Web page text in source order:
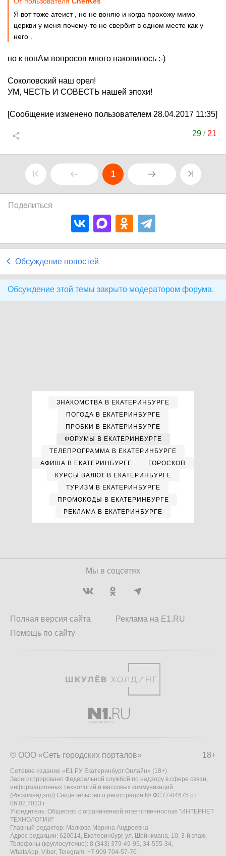
Я вот тоже атеист , но не воняю и когда прохожу мимо
церкви у меня почему-то не свербит в одном месте как у
него .
но к попАм вопросов много накопилось :-)
Соколовский наш орел!
УМ, ЧЕСТЬ И СОВЕСТЬ нашей эпохи!
[Сообщение изменено пользователем 28.04.2017 11:35]
29/ 21
1
Поделиться
Обсуждение новостей
Обсуждение этой темы закрыто модератором форума.
ЗНАКОМСТВА В ЕКАТЕРИНБУРГЕ
ПОГОДА В ЕКАТЕРИНБУРГЕ
ПРОБКИ В ЕКАТЕРИНБУРГЕ
ФОРУМЫ В ЕКАТЕРИНБУРГЕ
ТЕЛЕПРОГРАММА В ЕКАТЕРИНБУРГЕ
АФИША В ЕКАТЕРИНБУРГЕ
ГОРОСКОП
КУРСЫ ВАЛЮТ В ЕКАТЕРИНБУРГЕ
ТУРИЗМ В ЕКАТЕРИНБУРГЕ
ПРОМОКОДЫ В ЕКАТЕРИНБУРГЕ
РЕКЛАМА В ЕКАТЕРИНБУРГЕ
Мы в соцсетях
Полная версия сайта
Помощь по сайту
Реклама на E1.RU
18+
© ООО «Сеть городских порталов»
Сетевое издание «Е1.РУ Екатеринбург Онлайн» (18+)
Зарегистрировано Федеральной службой по надзору в сфере связи,
информационных технологий и массовых коммуникаций
(Роскомнадзор) Свидетельство о регистрации № ФС77-84675 от
06.02.2023 г.
Учредитель: Общество с ограниченной ответственностью "ИНТЕРНЕТ
ТЕХНОЛОГИИ"
Главный редактор: Малкова Марина Андреевна
Адрес редакции: 620014, Екатеринбург, ул. Шейнкмана, 10, 3-й этаж,
Телефоны (круглосуточно): 8 (343) 379-49-95, 34-555-34,
WhatsApp, Viber, Telegram: +7 909 704-57-70